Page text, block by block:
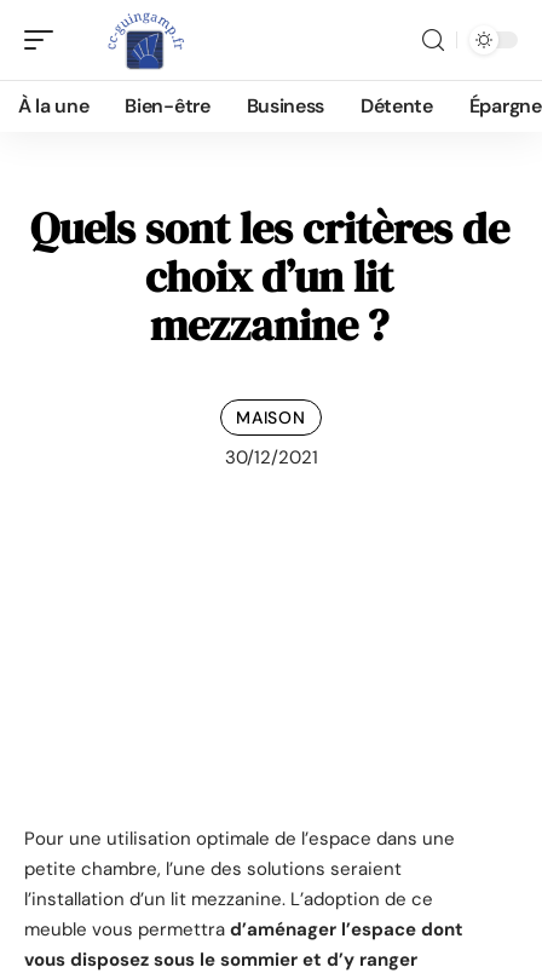
À la une Bien-être Business Détente Épargne
Quels sont les critères de
choix d’un lit
mezzanine ?
MAISON
30/12/2021
Pour une utilisation optimale de l’espace dans une
petite chambre, l’une des solutions seraient
l’installation d’un lit mezzanine. L’adoption de ce
meuble vous permettra d’aménager l’espace dont
vous disposez sous le sommier et d’y ranger